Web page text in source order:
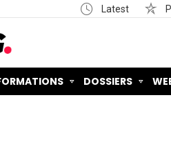
Latest
DOSSIERS